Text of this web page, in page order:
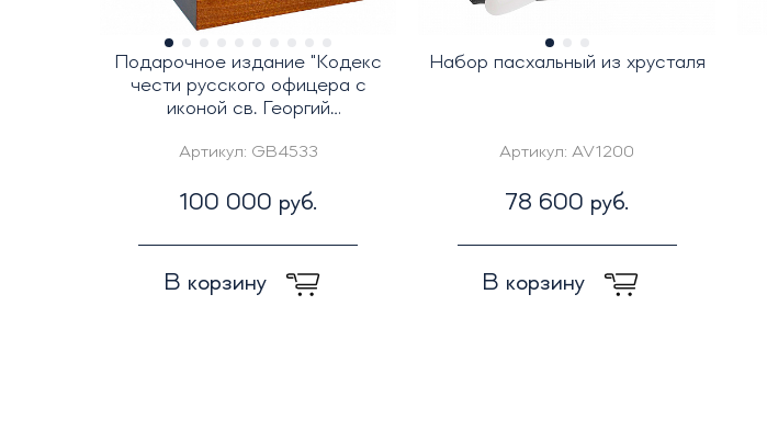
Подарочное издание "Кодекс
чести русского офицера с
иконой св. Георгий
Артикул: GB4533
100 000 руб.
В корзину
Набор пасхальный из хрусталя
Артикул:AV1200
78 600 руб.
В корзину